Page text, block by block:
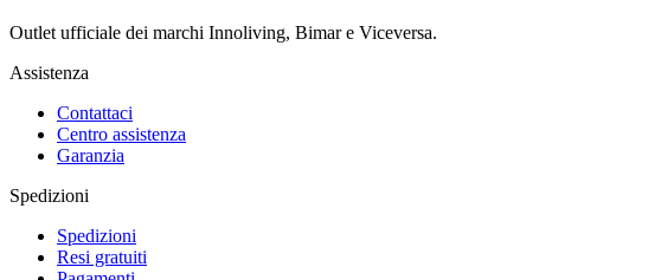
Outlet ufficiale dei marchi Innoliving, Bimar e Viceversa.
Assistenza
Contattaci
Centro assistenza
Garanzia
Spedizioni
Spedizioni
Resi gratuiti